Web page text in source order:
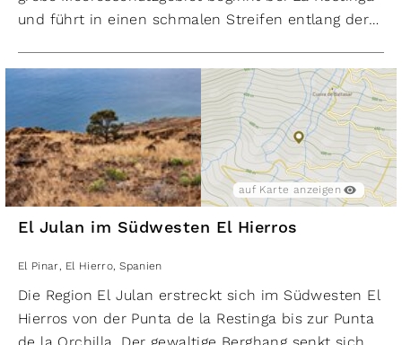
und führt in einen schmalen Streifen entlang der
den vorherrschenden Winden und Strömungen,
daher der Name »Meer der Stille«.
Das Reservat wurde auf Betreiben der örtlichen
Fischer zum Schutz der vielfältigen
Unterwasserfauna und -flora eingerichtet und
unterteilt sich in drei Schutzzonen: die absolute
Schutzzone liegt im Zentrum zwischen Roque de
Naos und Playa de La Herradura umgeben von zwei
restlichen Gebiet ist der Fischfang durch ansässige
Fischer erlaubt.
In unmittelbarer Nähe der Küste erreicht der
auf Karte anzeigen
El Julan im Südwesten El Hierros
El Pinar, El Hierro, Spanien
Die Region El Julan erstreckt sich im Südwesten El
Hierros von der Punta de la Restinga bis zur Punta